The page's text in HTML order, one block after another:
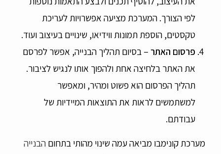
לפי הצורך. המערכת מציעה אפשרויות לעריכת
טקסטים, הוספת תמונות ווידיאו, שינויים בעיצוב ועוד.
פרסום האתר – בסיום תהליך הבנייה, אפשר לפרסם
את האתר בלחיצה אחת ולהפוך אותו לנגיש לציבור.
תהליך הפרסום הוא פשוט ומהיר, ומאפשר
למשתמשים לראות את התוצאות המיידיות של
עבודתם.
מערכת קונימבו מביאה עמה שינוי מהותי בתחוםהבנייה